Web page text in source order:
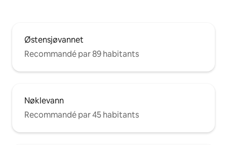
Østensjøvannet
Recommandé par 89 habitants
Nøklevann
Recommandé par 45 habitants